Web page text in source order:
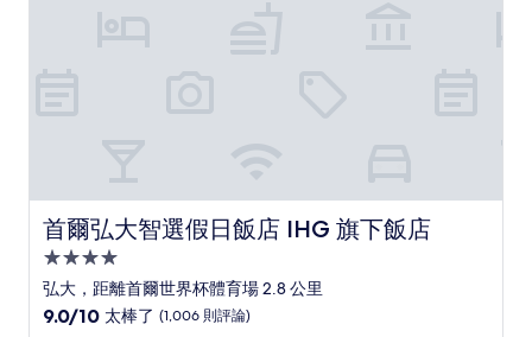
首爾弘大智選假日飯店 IHG 旗下飯店
首爾弘大智選假日飯店 IHG 旗下飯店
4.0
星
級
弘大，距離首爾世界杯體育場 2.8 公里
9.0
9.0/10 太棒了 (1,006 則評論)